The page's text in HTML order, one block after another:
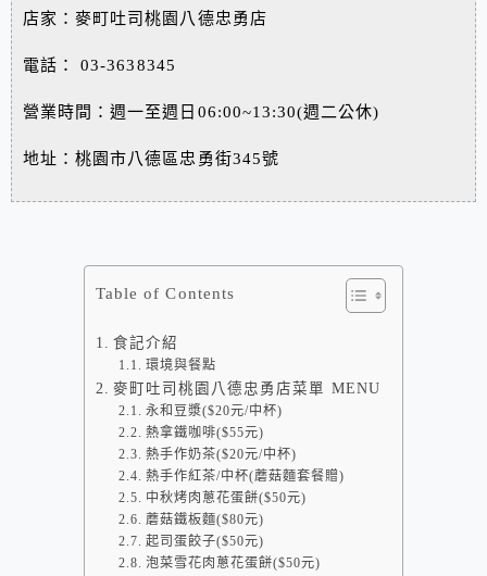
店家：麥町吐司桃園八德忠勇店
電話： 03-3638345
營業時間：週一至週日06:00~13:30(週二公休)
地址：桃園市八德區忠勇街345號
Table of Contents
食記介紹
環境與餐點
麥町吐司桃園八德忠勇店菜單 MENU
永和豆漿($20元/中杯)
熱拿鐵咖啡($55元)
熱手作奶茶($20元/中杯)
熱手作紅茶/中杯(蘑菇麵套餐贈)
中秋烤肉蔥花蛋餅($50元)
蘑菇鐵板麵($80元)
起司蛋餃子($50元)
泡菜雪花肉蔥花蛋餅($50元)